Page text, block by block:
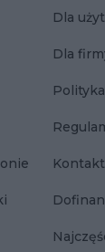
Dla
Dla
Kontakt